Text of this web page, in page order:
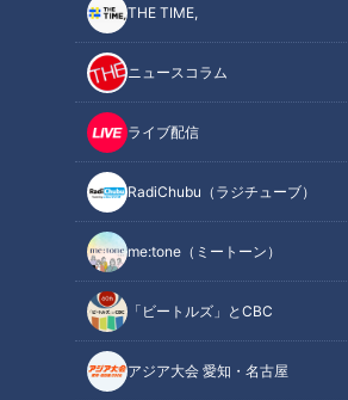
THE TIME,
ニュースコラム
ライブ配信
RadiChubu（ラジチューブ）
me:tone（ミートーン）
「ビートルズ」とCBC
アジア大会 愛知・名古屋
記事に戻る
この記事を見たあなたへのおすすめ